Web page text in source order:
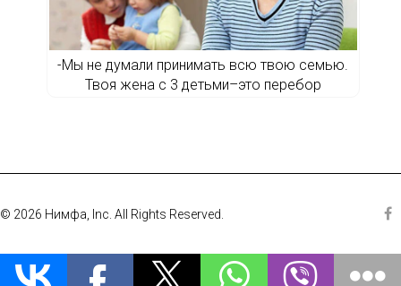
-Мы не думали принимать всю твою семью.
Твоя жена с 3 детьми–это перебор
© 2026 Нимфа, Inc. All Rights Reserved.